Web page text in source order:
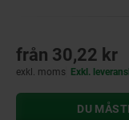
från 30,22 kr
exkl. moms Exkl.
DU